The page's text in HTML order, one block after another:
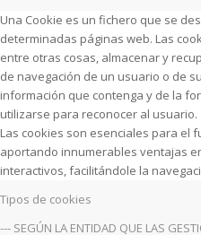
Una Cookie es un fichero que se
determinadas páginas web. Las
entre otras cosas, almacenar y
de navegación de un usuario o de
información que contenga y de la
utilizarse para reconocer al usuario.
Las cookies son esenciales para el
aportando innumerables ventajas
interactivos, facilitándole la
Tipos de cookies
--- SEGÚN LA ENTIDAD QUE LAS